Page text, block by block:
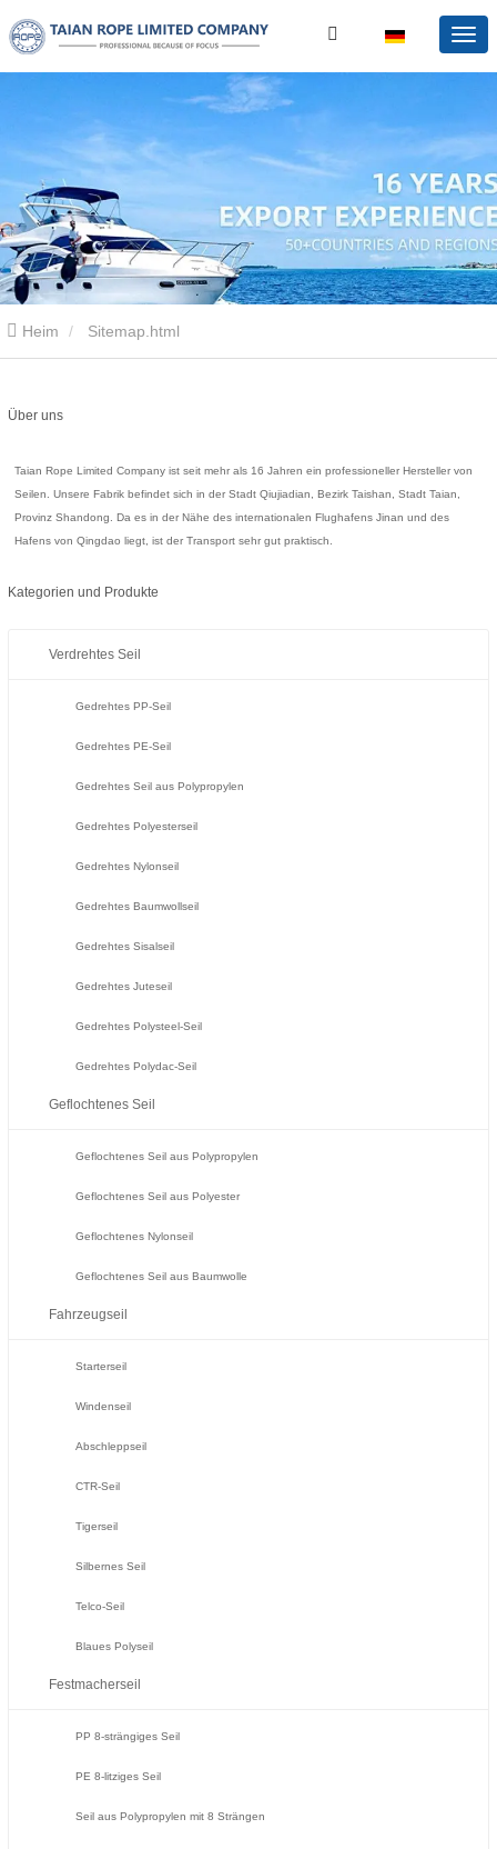
Heim Sitemap.html
Über uns
Taian Rope Limited Company ist seit mehr als 16 Jahren ein professioneller Hersteller von
Seilen. Unsere Fabrik befindet sich in der Stadt Qiujiadian, Bezirk Taishan, Stadt Taian,
Provinz Shandong. Da es in der Nähe des internationalen Flughafens Jinan und des
Hafens von Qingdao liegt, ist der Transport sehr gut praktisch.
Kategorien und Produkte
Verdrehtes Seil
Gedrehtes PP-Seil
Gedrehtes PE-Seil
Gedrehtes Seil aus Polypropylen
Gedrehtes Polyesterseil
Gedrehtes Nylonseil
Gedrehtes Baumwollseil
Gedrehtes Sisalseil
Gedrehtes Juteseil
Gedrehtes Polysteel-Seil
Gedrehtes Polydac-Seil
Geflochtenes Seil
Geflochtenes Seil aus Polypropylen
Geflochtenes Seil aus Polyester
Geflochtenes Nylonseil
Geflochtenes Seil aus Baumwolle
Fahrzeugseil
Starterseil
Windenseil
Abschleppseil
CTR-Seil
Tigerseil
Silbernes Seil
Telco-Seil
Blaues Polyseil
Festmacherseil
PP 8-strängiges Seil
PE 8-litziges Seil
Seil aus Polypropylen mit 8 Strängen